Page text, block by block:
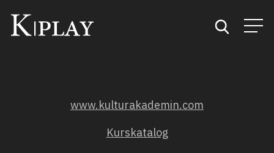
Kategorier
www.kulturakademin.com
Kurskatalog